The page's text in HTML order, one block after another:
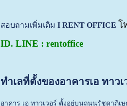
สอบถามเพิ่มเติม I RENT OFFICE โ
ID. LINE : rentoffice
ทำเลที่ตั้งของอาคารเอ ทาว
อาคาร เอ ทาวเวอร์ ตั้งอยู่บนถนนรัชดาภิ